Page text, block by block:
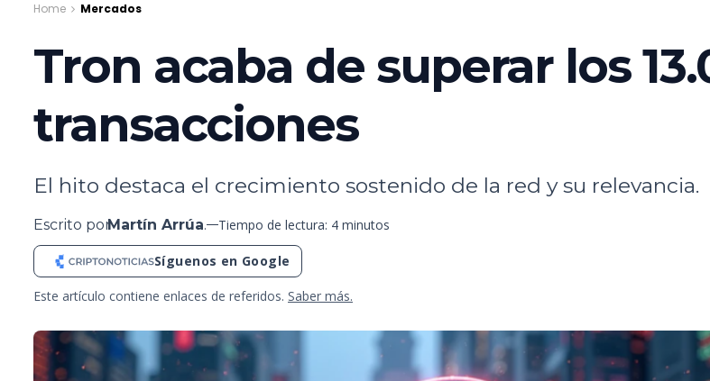
Home Mercados
Tron acaba de superar los
transacciones
El hito destaca el crecimiento sostenido de la red y su relevancia.
Escrito porMartín Arrúa. Tiempo de lectura: 4 minutos
Síguenos en Google
Este artículo contiene enlaces de referidos. Saber más.